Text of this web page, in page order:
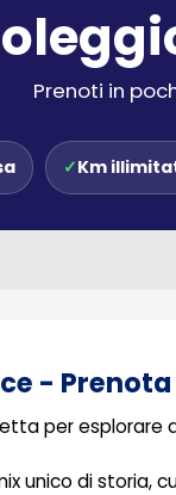
Prenoti in
✓Km
-
per esplorare
unico di storia,